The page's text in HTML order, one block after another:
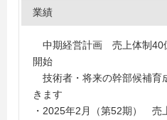
業績
中期経営計画 売上体制40
開始
技術者・将来の幹部候補育
きます
・2025年2月（第52期）